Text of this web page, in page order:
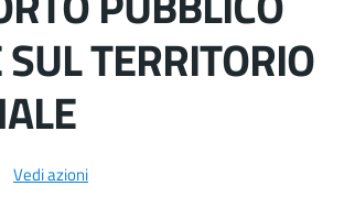
SUL TERRITORIO
documento
Vedi azioni